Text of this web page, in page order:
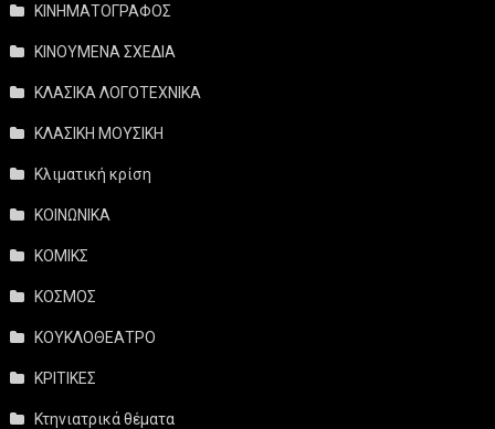
ΚΙΝΗΜΑΤΟΓΡΑΦΟΣ
ΚΙΝΟΥΜΕΝΑ ΣΧΕΔΙΑ
ΚΛΑΣΙΚΑ ΛΟΓΟΤΕΧΝΙΚΑ
ΚΛΑΣΙΚΗ ΜΟΥΣΙΚΗ
Κλιματική κρίση
ΚΟΙΝΩΝΙΚΑ
ΚΟΜΙΚΣ
ΚΟΣΜΟΣ
ΚΟΥΚΛΟΘΕΑΤΡΟ
ΚΡΙΤΙΚΕΣ
Κτηνιατρικά θέματα